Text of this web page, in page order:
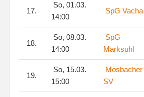
17.
So, 01.03.
14:00
SpG Vacha
18.
So, 08.03.
14:00
SpG
Marksuhl
19.
So, 15.03.
15:00
Mosbacher
SV